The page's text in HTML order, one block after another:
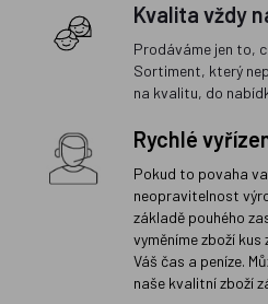
Kvalita vždy
Prodáváme jen to,
Sortiment, který
na kvalitu, do
Rychlé
Pokud to povaha
neopravitelnost
základě pouhého
vyměníme zboží kus
Váš čas a peníze.
naše kvalitní zboží